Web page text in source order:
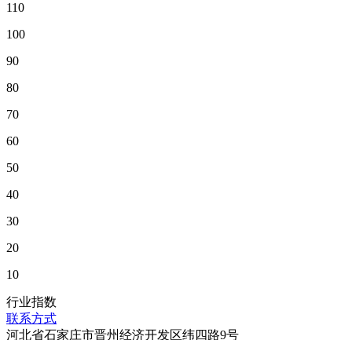
110
100
90
80
70
60
50
40
30
20
10
行业指数
联系方式
河北省石家庄市晋州经济开发区纬四路9号